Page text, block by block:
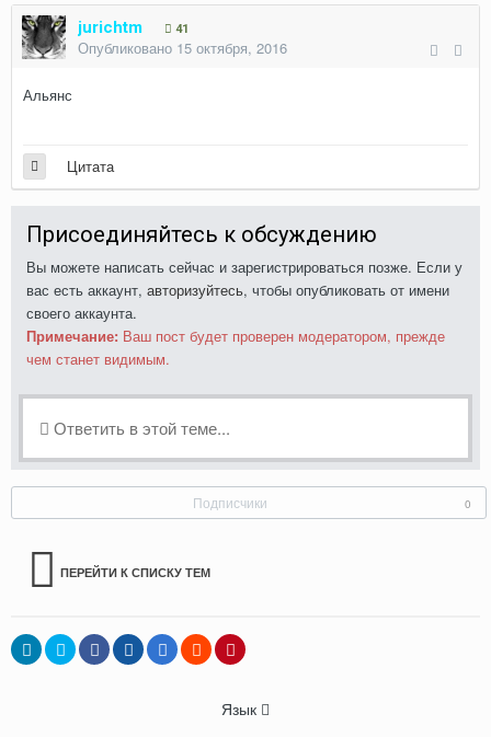
jurichtm 41
Опубликовано 15 октября, 2016
Альянс
Цитата
Присоединяйтесь к обсуждению
Вы можете написать сейчас и зарегистрироваться позже. Если у
вас есть аккаунт, авторизуйтесь, чтобы опубликовать от имени
своего аккаунта.
Примечание: Ваш пост будет проверен модератором, прежде
чем станет видимым.
Ответить в этой теме...
Подписчики 0
ПЕРЕЙТИ К СПИСКУ ТЕМ
Язык